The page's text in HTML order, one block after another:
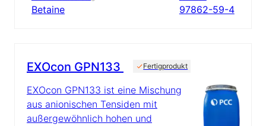
Betaine 97862-59-4
EXOcon GPN133 Fertigprodukt
EXOcon GPN133 ist eine Mischung
aus anionischen Tensiden mit
außergewöhnlich hohen und